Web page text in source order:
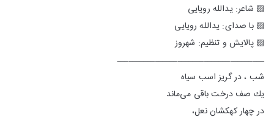
▨ شاعر: یدالله رویایی
▨ با صدای: یدالله رویایی
▨ پالایش و تنظیم: شهروز
ـــــــــــــــــــــــــــــــــــــــ
شب ، در گریز اسب سیاه
یك صف درخت باقی می‌ماند
در چهار كهكشان نعل،